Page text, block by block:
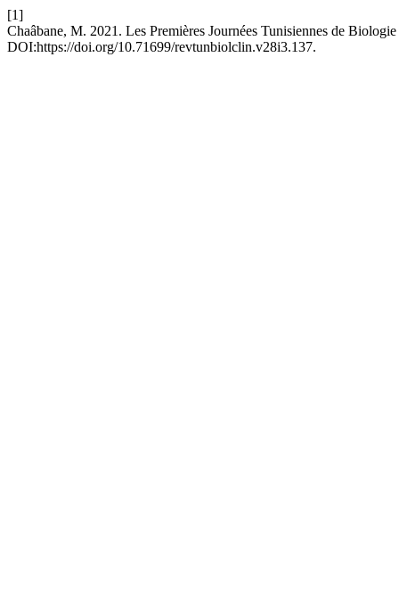
[1]
Chaâbane, M. 2021. Les Premières Journées Tunisiennes de
DOI:https://doi.org/10.71699/revtunbiolclin.v28i3.137.